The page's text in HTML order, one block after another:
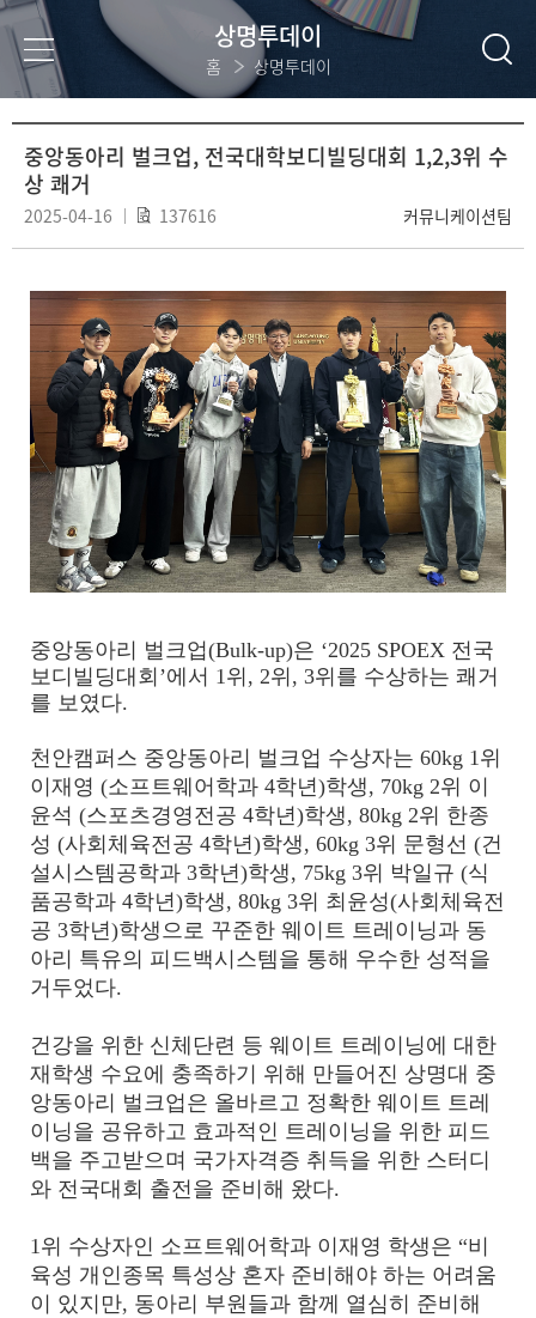
상명투데이
홈 상명투데이
중앙동아리 벌크업, 전국대학보디빌딩대회 1,2,3위 수
상 쾌거
2025-04-16 137616 커뮤니케이션팀
중앙동아리 벌크업(Bulk-up)은 ‘2025 SPOEX 전국
보디빌딩대회’에서 1위, 2위, 3위를 수상하는 쾌거
를 보였다.
천안캠퍼스 중앙동아리 벌크업 수상자는 60kg 1위
이재영 (소프트웨어학과 4학년)학생, 70kg 2위 이
윤석 (스포츠경영전공 4학년)학생, 80kg 2위 한종
성 (사회체육전공 4학년)학생, 60kg 3위 문형선 (건
설시스템공학과 3학년)학생, 75kg 3위 박일규 (식
품공학과 4학년)학생, 80kg 3위 최윤성(사회체육전
공 3학년)학생으로 꾸준한 웨이트 트레이닝과 동
아리 특유의 피드백시스템을 통해 우수한 성적을
거두었다.
건강을 위한 신체단련 등 웨이트 트레이닝에 대한
재학생 수요에 충족하기 위해 만들어진 상명대 중
앙동아리 벌크업은 올바르고 정확한 웨이트 트레
이닝을 공유하고 효과적인 트레이닝을 위한 피드
백을 주고받으며 국가자격증 취득을 위한 스터디
와 전국대회 출전을 준비해 왔다.
1위 수상자인 소프트웨어학과 이재영 학생은 “비
육성 개인종목 특성상 혼자 준비해야 하는 어려움
이 있지만, 동아리 부원들과 함께 열심히 준비해